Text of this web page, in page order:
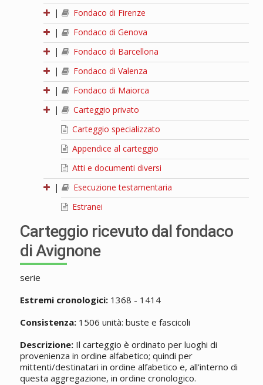
|
Fondaco di Firenze
|
Fondaco di Genova
|
Fondaco di Barcellona
|
Fondaco di Valenza
|
Fondaco di Maiorca
|
Carteggio privato
Carteggio specializzato
Appendice al carteggio
Atti e documenti diversi
|
Esecuzione testamentaria
Estranei
Carteggio ricevuto dal fondaco
di Avignone
serie
Estremi cronologici:1368 - 1414
Consistenza:1506 unità: buste e fascicoli
Descrizione:Il carteggio è ordinato per luoghi di
provenienza in ordine alfabetico; quindi per
mittenti/destinatari in ordine alfabetico e, all'interno di
questa aggregazione, in ordine cronologico.